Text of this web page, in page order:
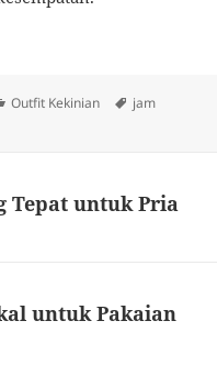
Categories
Outfit Kekinian Tags
jam
Tepat untuk Pria
untuk Pakaian